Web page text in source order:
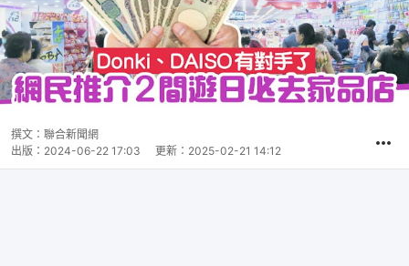
撰文： 聯合新聞網
出版： 2024-06-22 17:03 更新： 2025-02-21 14:12